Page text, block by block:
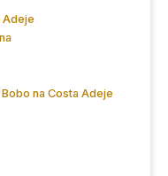
Adeje
na Costa Adeje